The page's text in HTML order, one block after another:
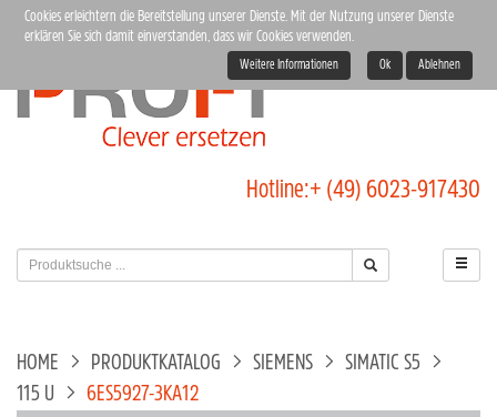
Hotline:+ (49) 6023-917430
HOME PRODUKTKATALOG SIEMENS
SIMATIC S5
115 U
6ES5927-3KA12
Cookies erleichtern die Bereitstellung unserer Dienste. Mit der Nutzung unserer Dienste
erklären Sie sich damit einverstanden, dass wir Cookies verwenden.
Weitere Informationen Ok Ablehnen